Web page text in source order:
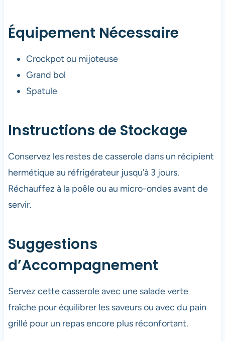
Équipement Nécessaire
Crockpot ou mijoteuse
Grand bol
Spatule
Instructions de Stockage
Conservez les restes de casserole dans un récipient
hermétique au réfrigérateur jusqu’à 3 jours.
Réchauffez à la poêle ou au micro-ondes avant de
servir.
Suggestions
d’Accompagnement
Servez cette casserole avec une salade verte
fraîche pour équilibrer les saveurs ou avec du pain
grillé pour un repas encore plus réconfortant.